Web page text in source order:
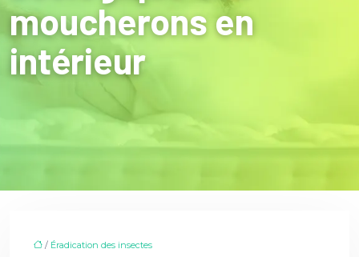
moucherons en
intérieur
/ Éradication des insectes